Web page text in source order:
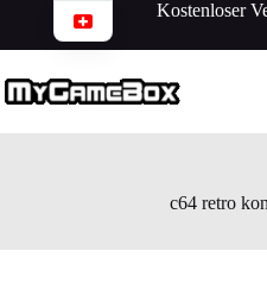
Kostenloser
c64 retro